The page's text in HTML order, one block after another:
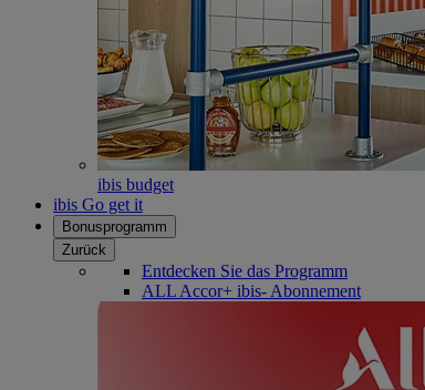
ibis budget
ibis Go get it
Bonusprogramm
Zurück
Entdecken Sie das Programm
ALL Accor+ ibis- Abonnement